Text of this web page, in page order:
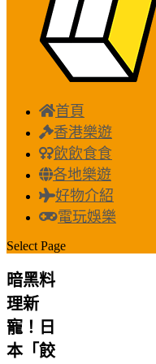
首頁
香港樂遊
飲飲食食
各地樂遊
好物介紹
電玩娛樂
Select Page
暗黑料
理新
寵！日
本「餃